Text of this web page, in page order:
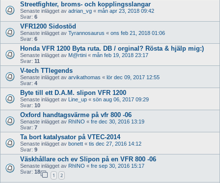
Streetfighter, broms- och kopplingsslangar
Senaste inlägget av adrian_vg « mån apr 23, 2018 09:42
Svar: 6
VFR1200 Sidostöd
Senaste inlägget av Tyrannosaurus « ons feb 21, 2018 01:06
Svar: 6
Honda VFR 1200 Byta ruta. DB / orginal? Rösta & hjälp mig:)
Senaste inlägget av M@rtini « mån feb 19, 2018 23:17
Svar: 11
V-tech TTlegends
Senaste inlägget av arvikathomas « lör dec 09, 2017 12:55
Svar: 4
Byte till ett D.A.M. slipon VFR 1200
Senaste inlägget av Line_up « sön aug 06, 2017 09:29
Svar: 10
Oxford handtagsvärme på vfr 800 -06
Senaste inlägget av RhINO « fre dec 30, 2016 13:19
Svar: 7
Ta bort katalysator på VTEC-2014
Senaste inlägget av bonett « tis dec 27, 2016 14:12
Svar: 9
Väskhållare och ev Slipon på en VFR 800 -06
Senaste inlägget av RhINO « fre sep 30, 2016 15:17
Svar: 18
1 2